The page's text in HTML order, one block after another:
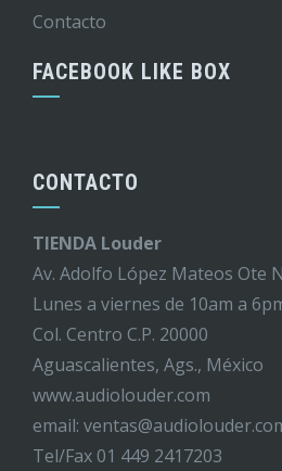
Contacto
FACEBOOK LIKE BOX
CONTACTO
TIENDA Louder
Av. Adolfo López Mateos Ote
Lunes a viernes de 10am a
Col. Centro C.P. 20000
Aguascalientes, Ags., México
www.audiolouder.com
email:
Tel/Fax 01 449 2417203